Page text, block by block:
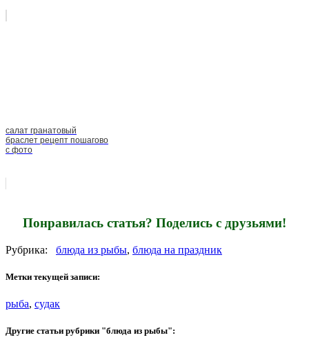
салат гранатовый
браслет рецепт пошагово
с фото
Понравилась статья? Поделись с друзьями!
Рубрика: блюда из рыбы, блюда на праздник
Метки текущей записи:
рыба, судак
Другие статьи рубрики "блюда из рыбы":